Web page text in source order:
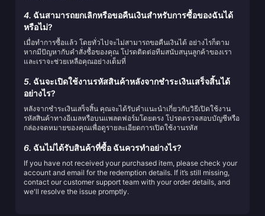
4. ฉันสามารถยกเลิกหรือขอคืนเงินสำหรับการซื้อของฉันได้
หรือไม่?
เมื่อทำการซื้อแล้ว โดยทั่วไปจะไม่สามารถขอคืนเงินได้ อย่างไรก็ตาม
หากมีปัญหากับคำสั่งซื้อของคุณ โปรดติดต่อทีมสนับสนุนลูกค้าของเรา
และเราจะช่วยเหลือคุณอย่างเต็มที่
5. ฉันจะเปิดใช้งานรหัสสินค้าหลังจากชำระเงินเสร็จสิ้นได้
อย่างไร?
หลังจากชำระเงินเสร็จสิ้น คุณจะได้รับคำแนะนำเกี่ยวกับวิธีเปิดใช้งาน
รหัสสินค้าทางอีเมลหรือบนแพลตฟอร์มโดยตรง โปรดตรวจสอบบัญชีหรือ
กล่องจดหมายของคุณเพื่อดูรายละเอียดการเปิดใช้งานรหัส
6. ฉันไม่ได้รับสินค้าที่ซื้อ ฉันควรทำอย่างไร?
If you have not received your purchased item, please check your
account and email for the redemption details. If it’s still missing,
contact our customer support team with your order details, and
we'll resolve the issue promptly.